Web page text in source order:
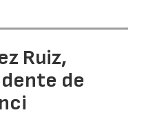
Ruiz,
de